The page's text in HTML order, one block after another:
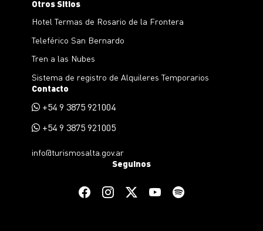
Otros Sitios
Hotel Termas de Rosario de la Frontera
Teleférico San Bernardo
Tren a las Nubes
Sistema de registro de Alquileres Temporarios
Contacto
+54 9 3875 921004
+54 9 3875 921005
info@turismosalta.gov.ar
Seguinos